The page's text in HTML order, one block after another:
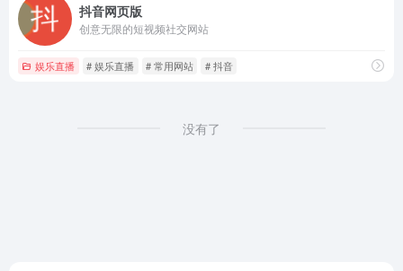
抖音网页版
创意无限的短视频社交网站
娱乐直播 # 娱乐直播 # 常用网站 # 抖音
没有了